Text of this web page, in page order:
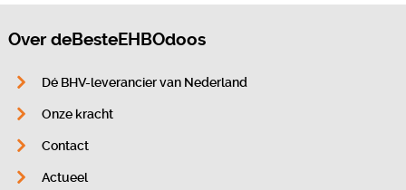
Over deBesteEHBOdoos
Dé BHV-leverancier van Nederland
Onze kracht
Contact
Actueel